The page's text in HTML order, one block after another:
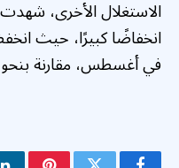
الاستغلال الأخرى،
في أغسطس، مقارنة بنحو 3 ملايين دولار في يوليو.